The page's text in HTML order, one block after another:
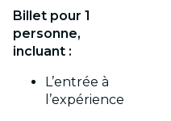
Billet pour 1
personne,
incluant :
L’entrée à
l’expérience